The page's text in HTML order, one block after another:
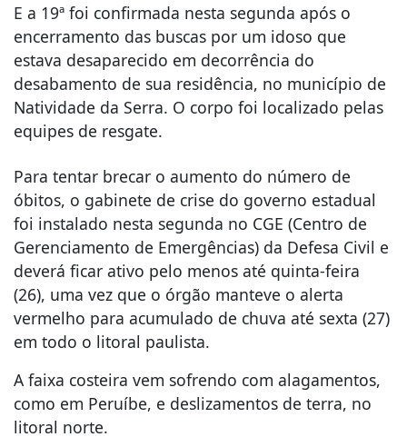
E a 19ª foi confirmada nesta segunda após o
encerramento das buscas por um idoso que
estava desaparecido em decorrência do
desabamento de sua residência, no município de
Natividade da Serra. O corpo foi localizado pelas
equipes de resgate.
Para tentar brecar o aumento do número de
óbitos, o gabinete de crise do governo estadual
foi instalado nesta segunda no CGE (Centro de
Gerenciamento de Emergências) da Defesa Civil e
deverá ficar ativo pelo menos até quinta-feira
(26), uma vez que o órgão manteve o alerta
vermelho para acumulado de chuva até sexta (27)
em todo o litoral paulista.
A faixa costeira vem sofrendo com alagamentos,
como em Peruíbe, e deslizamentos de terra, no
litoral norte.